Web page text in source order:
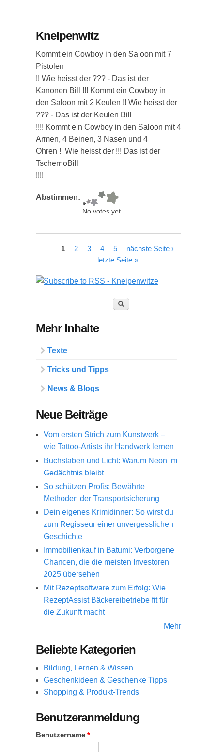
Kneipenwitz
Kommt ein Cowboy in den Saloon mit 7
Pistolen
!! Wie heisst der ??? - Das ist der
Kanonen Bill !!! Kommt ein Cowboy in
den Saloon mit 2 Keulen !! Wie heisst der
??? - Das ist der Keulen Bill
!!!! Kommt ein Cowboy in den Saloon mit 4
Armen, 4 Beinen, 3 Nasen und 4
Ohren !! Wie heisst der !!! Das ist der
TschernoBill
!!!!
Abstimmen:
No votes yet
Seiten
1 2 3 4 5
nächste Seite ›
letzte Seite »
Suche
Mehr Inhalte
Texte
Tricks und Tipps
News & Blogs
Neue Beiträge
Vom ersten Strich zum Kunstwerk –
wie Tattoo-Artists ihr Handwerk lernen
Buchstaben und Licht: Warum Neon im
Gedächtnis bleibt
So schützen Profis: Bewährte
Methoden der Transportsicherung
Dein eigenes Krimidinner: So wirst du
zum Regisseur einer unvergesslichen
Geschichte
Immobilienkauf in Batumi: Verborgene
Chancen, die die meisten Investoren
2025 übersehen
Mit Rezeptsoftware zum Erfolg: Wie
RezeptAssist Bäckereibetriebe fit für
die Zukunft macht
Mehr
Beliebte Kategorien
Bildung, Lernen & Wissen
Geschenkideen & Geschenke Tipps
Shopping & Produkt-Trends
Benutzeranmeldung
Benutzername *